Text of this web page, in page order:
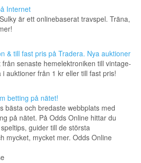
Internet
är ett onlinebaserat travspel. Träna,
& till fast pris på Tradera. Nya auktioner
senaste hemelektroniken till vintage-
auktioner från 1 kr eller till fast pris!
betting på nätet!
bästa och bredaste webbplats med
på nätet. På Odds Online hittar du
guider till de största
mycket, mycket mer. Odds Online